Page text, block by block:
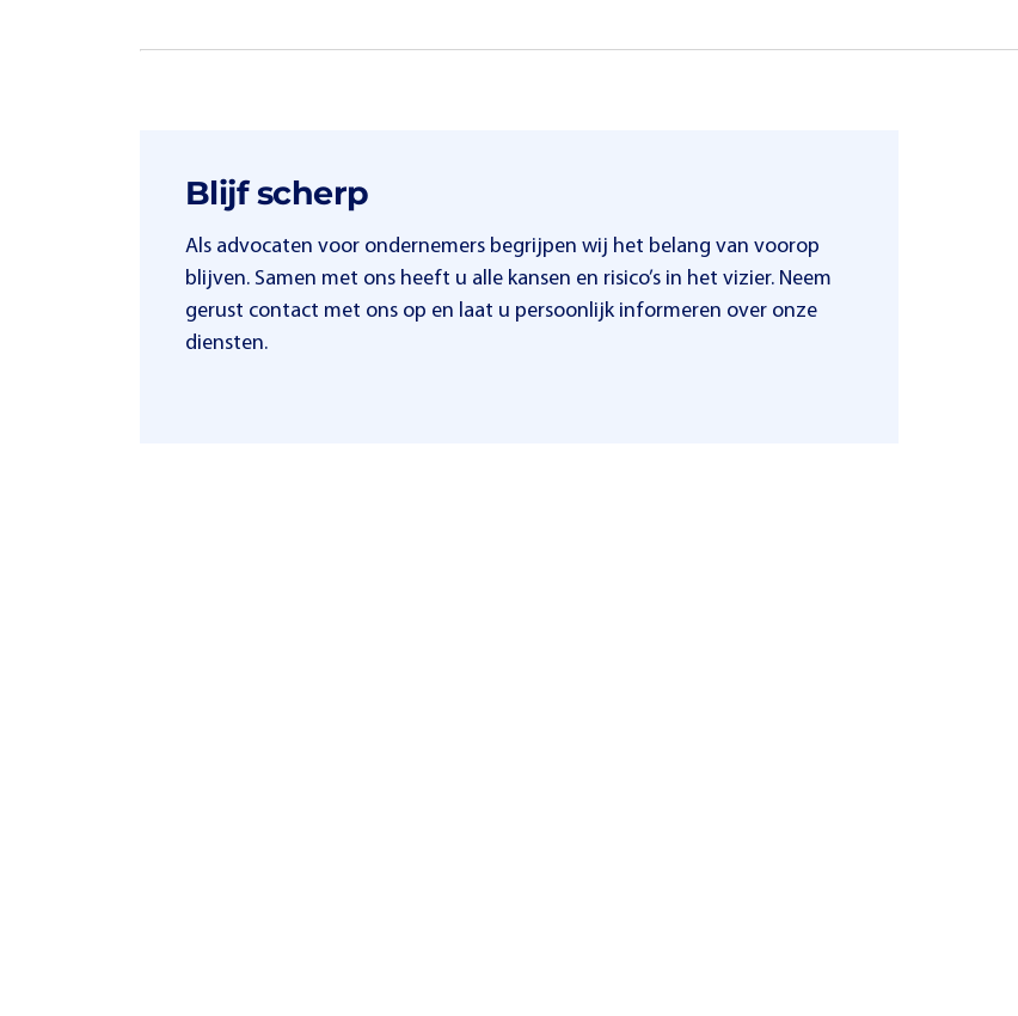
Blijf scherp
Als advocaten voor ondernemers begrijpen wij het belang van voorop
blijven. Samen met ons heeft u alle kansen en risico’s in het vizier. Neem
gerust contact met ons op en laat u persoonlijk informeren over onze
diensten.